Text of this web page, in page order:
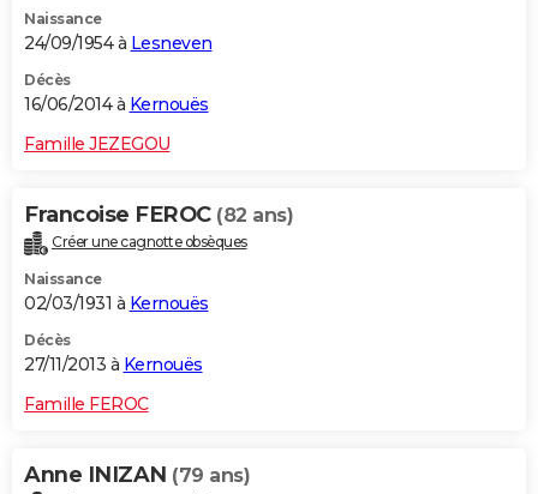
Naissance
24/09/1954 à Lesneven
Décès
16/06/2014 à Kernouës
Famille JEZEGOU
Francoise FEROC (82 ans)
Créer une cagnotte obsèques
Naissance
02/03/1931 à Kernouës
Décès
27/11/2013 à Kernouës
Famille FEROC
Anne INIZAN (79 ans)